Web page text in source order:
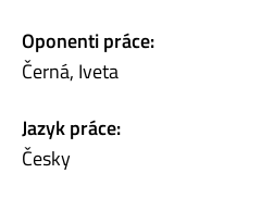
Oponenti práce:
Černá, Iveta
Jazyk práce:
Česky